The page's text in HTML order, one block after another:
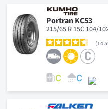
Portran KC53
215/65 R 15C 104/
14